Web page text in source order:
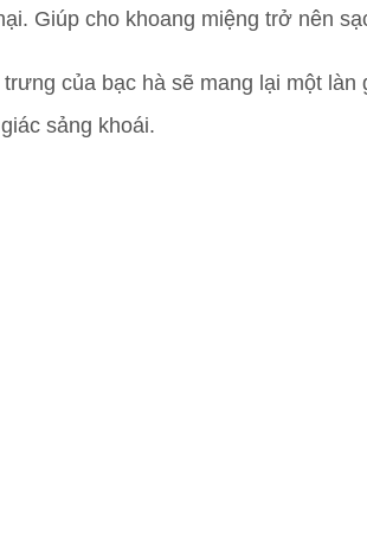
Giúp cho khoang miệng trở nên
của bạc hà sẽ mang lại một làn
sảng khoái.